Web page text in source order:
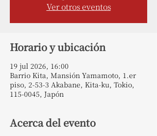
Ver otros eventos
Horario y ubicación
19 jul 2026, 16:00
Barrio Kita, Mansión Yamamoto, 1.er
piso, 2-53-3 Akabane, Kita-ku, Tokio,
115-0045, Japón
Acerca del evento